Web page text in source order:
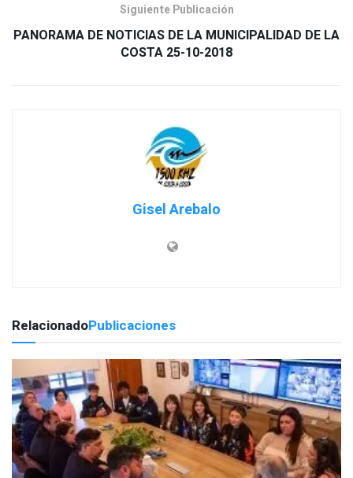
Siguiente Publicación
PANORAMA DE NOTICIAS DE LA MUNICIPALIDAD DE LA
COSTA 25-10-2018
Gisel Arebalo
RelacionadoPublicaciones